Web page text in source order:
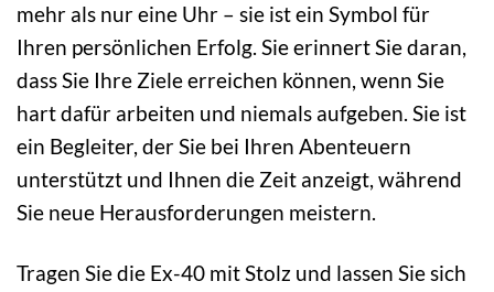
mehr als nur eine Uhr – sie ist ein Symbol für
Ihren persönlichen Erfolg. Sie erinnert Sie daran,
dass Sie Ihre Ziele erreichen können, wenn Sie
hart dafür arbeiten und niemals aufgeben. Sie ist
ein Begleiter, der Sie bei Ihren Abenteuern
unterstützt und Ihnen die Zeit anzeigt, während
Sie neue Herausforderungen meistern.
Tragen Sie die Ex-40 mit Stolz und lassen Sie sich